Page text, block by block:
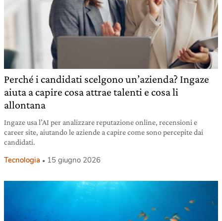
Perché i candidati scelgono un’azienda? Ingaze
aiuta a capire cosa attrae talenti e cosa li
allontana
Ingaze usa l’AI per analizzare reputazione online, recensioni e
career site, aiutando le aziende a capire come sono percepite dai
candidati.
Tecnologia 15 giugno 2026